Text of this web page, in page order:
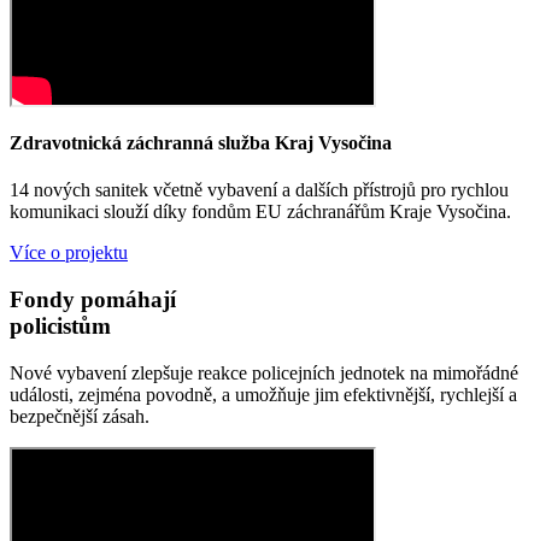
Zdravotnická záchranná služba Kraj Vysočina
14 nových sanitek včetně vybavení a dalších přístrojů pro rychlou
komunikaci slouží díky fondům EU záchranářům Kraje Vysočina.
Více o projektu
Fondy pomáhají
policistům
Nové vybavení zlepšuje reakce policejních jednotek na mimořádné
události, zejména povodně, a umožňuje jim efektivnější, rychlejší a
bezpečnější zásah.